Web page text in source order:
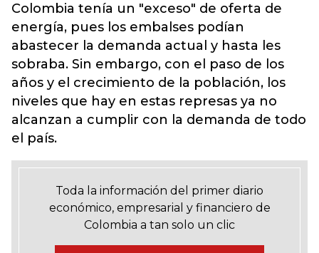
Colombia tenía un "exceso" de oferta de
energía, pues los embalses podían
abastecer la demanda actual y hasta les
sobraba. Sin embargo, con el paso de los
años y el crecimiento de la población, los
niveles que hay en estas represas ya no
alcanzan a cumplir con la demanda de todo
el país.
Toda la información del primer diario
económico, empresarial y financiero de
Colombia a tan solo un clic